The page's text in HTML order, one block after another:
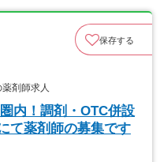
保存する
剤師求人
内！調剤・OTC併設
て薬剤師の募集です